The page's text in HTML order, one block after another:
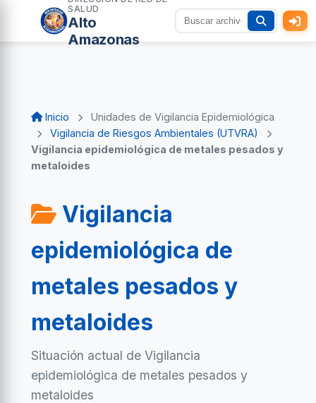
SALUD
Alto
Amazonas
Inicio
Unidades de Vigilancia Epidemiológica
Vigilancia de Riesgos Ambientales (UTVRA)
Vigilancia epidemiológica de metales pesados y
metaloides
Vigilancia
epidemiológica de
metales pesados y
metaloides
Situación actual de Vigilancia
epidemiológica de metales pesados y
metaloides